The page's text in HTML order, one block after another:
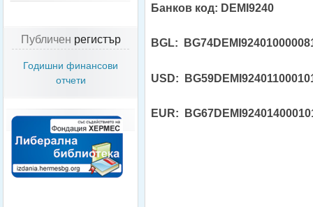
Банков код: DEMI9240
BGL:
USD:
EUR:
Публичен регистър
Годишни финансови
отчети